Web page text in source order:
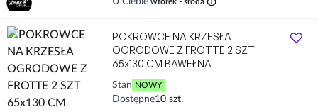
POKROWCE NA KRZESŁA
OGRODOWE Z FROTTE 2 SZT
65x130 CM BAWEŁNA
Stan NOWY
Dostępne10 szt.